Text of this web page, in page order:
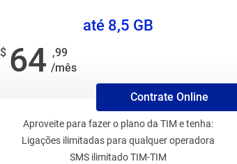
até 8,5 GB
64 ,99
/mês
Contrate Online
Aproveite para fazer o plano da TIM e tenha:
Ligações ilimitadas para qualquer operadora
SMS ilimitado TIM-TIM